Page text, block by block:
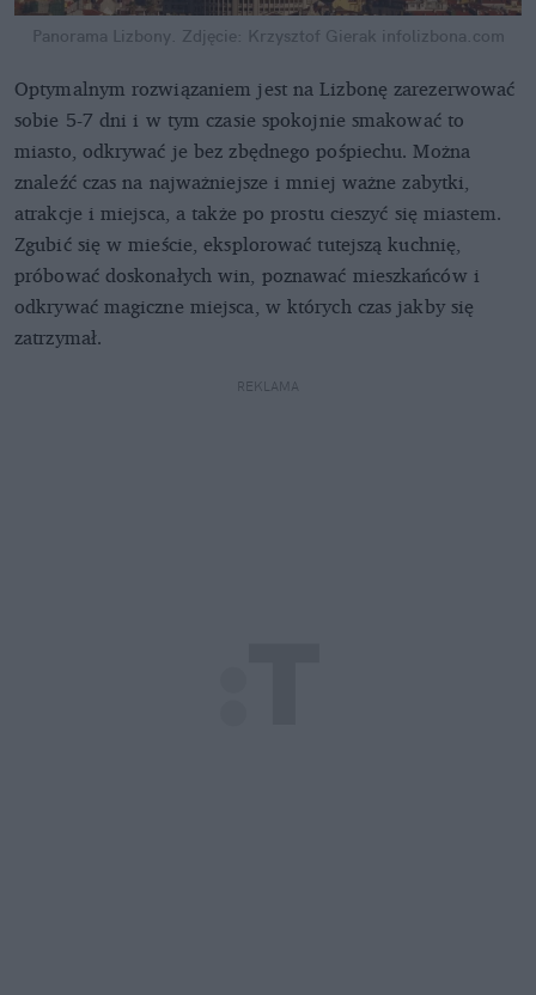
Panorama Lizbony. Zdjęcie: Krzysztof Gierak infolizbona.com
Optymalnym rozwiązaniem jest na Lizbonę zarezerwować
sobie 5-7 dni i w tym czasie spokojnie smakować to
miasto, odkrywać je bez zbędnego pośpiechu. Można
znaleźć czas na najważniejsze i mniej ważne zabytki,
atrakcje i miejsca, a także po prostu cieszyć się miastem.
Zgubić się w mieście, eksplorować tutejszą kuchnię,
próbować doskonałych win, poznawać mieszkańców i
odkrywać magiczne miejsca, w których czas jakby się
zatrzymał.
REKLAMA